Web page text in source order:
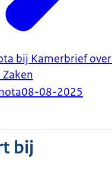
bij Kamerbrief
08-08-2025
bij